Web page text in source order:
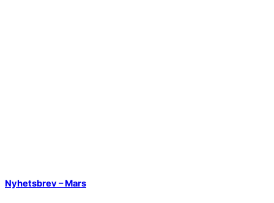
Nyhetsbrev – Mars